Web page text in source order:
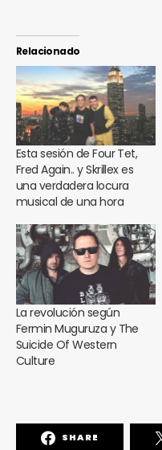
Relacionado
Esta sesión de Four Tet,
Fred Again.. y Skrillex es
una verdadera locura
musical de una hora
La revolución según
Fermin Muguruza y The
Suicide Of Western
Culture
SHARE